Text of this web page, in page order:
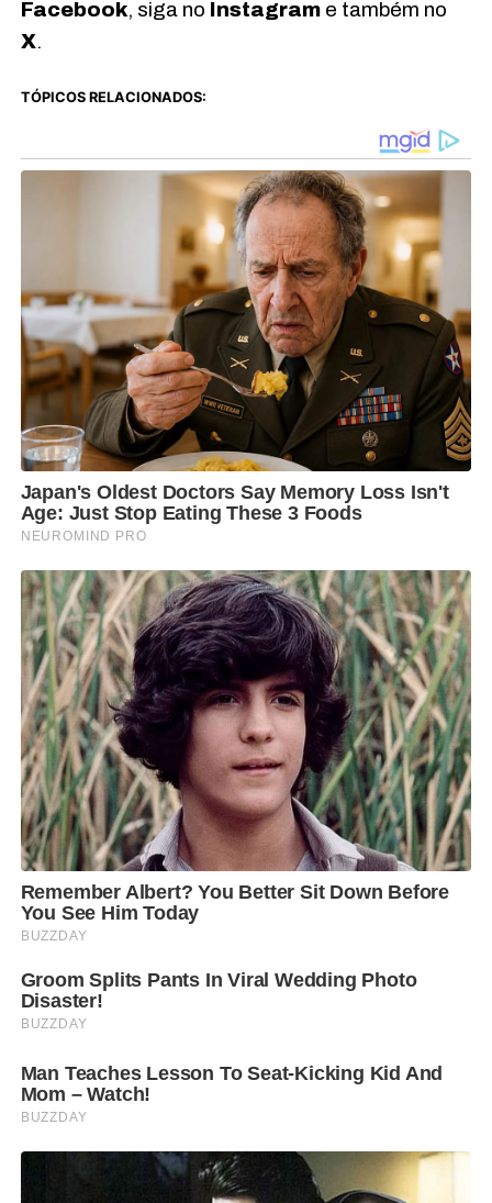
Facebook, siga no Instagrame também no
X.
TÓPICOS RELACIONADOS: